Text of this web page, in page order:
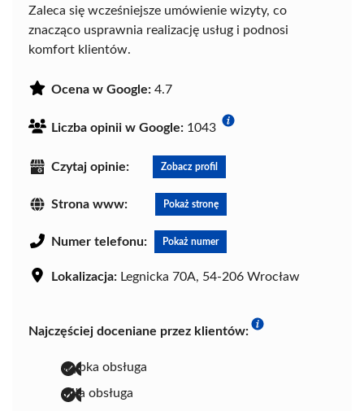
Zaleca się wcześniejsze umówienie wizyty, co
znacząco usprawnia realizację usług i podnosi
komfort klientów.
Ocena w Google: 4.7
Liczba opinii w Google: 1043
Czytaj opinie: Zobacz profil
Strona www: Pokaż stronę
Numer telefonu: Pokaż numer
Lokalizacja: Legnicka 70A, 54-206 Wrocław
Najczęściej doceniane przez klientów:
szybka obsługa
miła obsługa